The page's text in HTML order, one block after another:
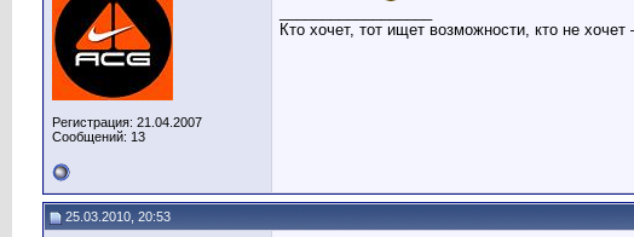
Регистрация: 21.04.2007
Сообщений: 13
Кто хочет, тот ищет возможности, кто не
25.03.2010, 20:53